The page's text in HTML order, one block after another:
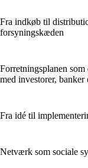
Fra indkøb til
forsyningskæden
Forretningsplanen
med investorer, banker
Fra idé til
Netværk som sociale